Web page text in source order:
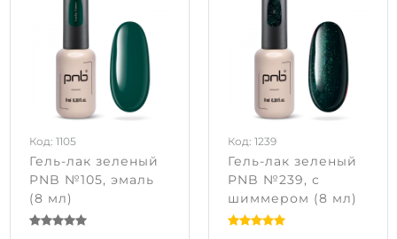
Код: 1105
Гель-лак зеленый
PNB №105, эмаль
(8 мл)
Код: 1239
Гель-лак зеленый
PNB №239, с
шиммером (8 мл)